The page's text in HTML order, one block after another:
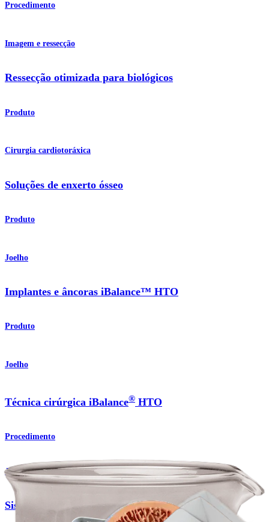
Procedimento
Imagem e ressecção
Ressecção otimizada para biológicos
Produto
Cirurgia cardiotoráxica
Soluções de enxerto ósseo
Produto
Joelho
Implantes e âncoras iBalance™ HTO
Produto
Joelho
Técnica cirúrgica iBalance® HTO
Procedimento
Joelho
Sistema iBalance™ HTO